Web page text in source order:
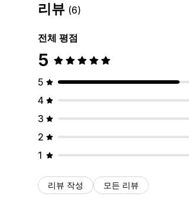
리뷰 (6)
전체 평점
5
5
4
3
2
1
리뷰 작성 모든 리뷰